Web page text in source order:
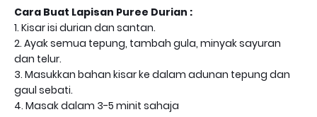
Cara Buat Lapisan Puree Durian :
1. Kisar isi durian dan santan.
2. Ayak semua tepung, tambah gula, minyak sayuran
dan telur.
3. Masukkan bahan kisar ke dalam adunan tepung dan
gaul sebati.
4. Masak dalam 3-5 minit sahaja